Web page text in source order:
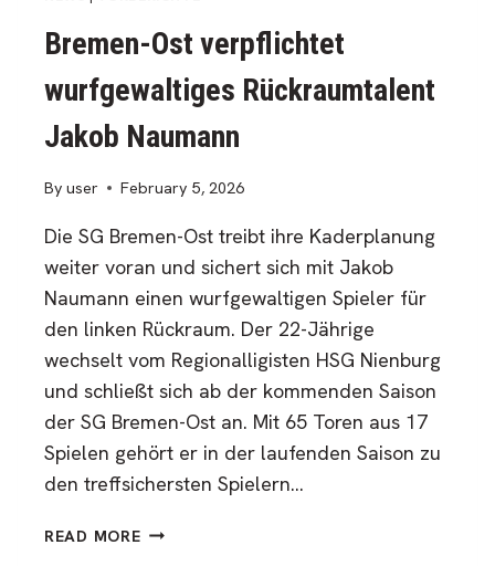
Bremen-Ost verpflichtet
wurfgewaltiges Rückraumtalent
Jakob Naumann
By user February 5, 2026
Die SG Bremen-Ost treibt ihre Kaderplanung
weiter voran und sichert sich mit Jakob
Naumann einen wurfgewaltigen Spieler für
den linken Rückraum. Der 22-Jährige
wechselt vom Regionalligisten HSG Nienburg
und schließt sich ab der kommenden Saison
der SG Bremen-Ost an. Mit 65 Toren aus 17
Spielen gehört er in der laufenden Saison zu
den treffsichersten Spielern…
READ MOREBREMEN-